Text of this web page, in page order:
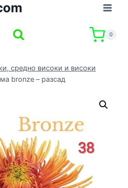
0
средно високи и високи
bronze – разсад